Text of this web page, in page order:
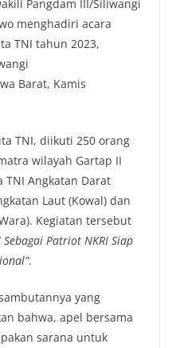
Pangdam III/Siliwangi
menghadiri acara
TNI tahun 2023,
Barat, Kamis
TNI, diikuti 250 orang
wilayah Gartap II
TNI Angkatan Darat
Laut (Kowal) dan
Kegiatan tersebut
Sebagai Patriot NKRI Siap
.
yang
bahwa, apel bersama
sarana untuk